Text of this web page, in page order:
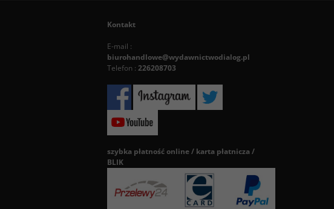
Kontakt
E-mail :
biurohandlowe@wydawnictwodialog.pl
Telefon : 226208703
szybka płatność online / karta płatnicza /
BLIK